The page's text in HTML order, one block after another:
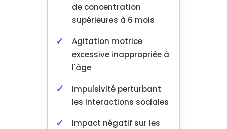
de concentration
supérieures à 6 mois
Agitation motrice
excessive inappropriée à
l'âge
Impulsivité perturbant
les interactions sociales
Impact négatif sur les